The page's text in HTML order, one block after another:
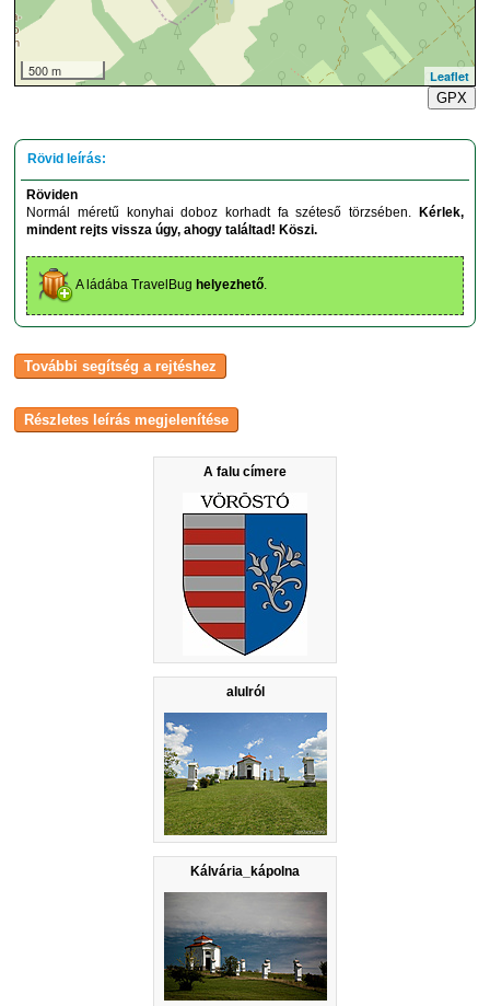
A falu címere
alulról
Kálvária_kápolna
500 m
Leaflet
GPX
Röviden
Normál méretű konyhai doboz korhadt fa széteső törzsében.
Kérlek,
mindent rejts vissza úgy, ahogy találtad! Köszi.
A ládába TravelBug helyezhető.